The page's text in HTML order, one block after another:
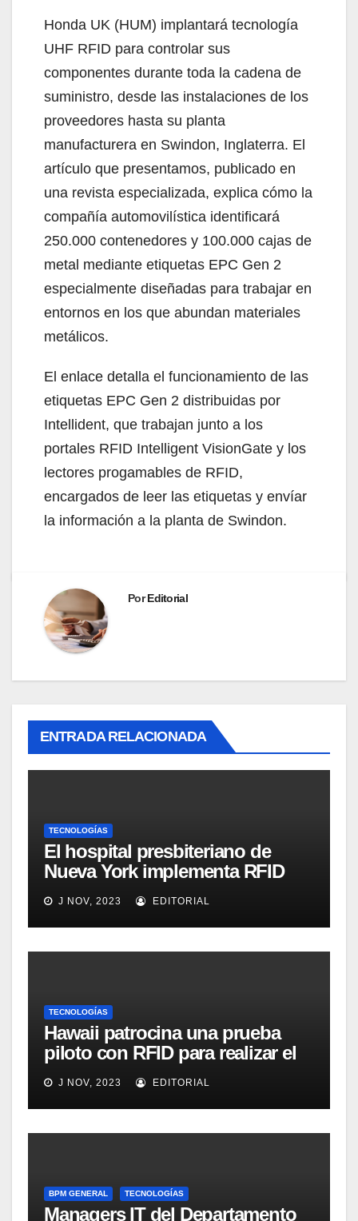
Honda UK (HUM) implantará tecnología
UHF RFID para controlar sus
componentes durante toda la cadena de
suministro, desde las instalaciones de los
proveedores hasta su planta
manufacturera en Swindon, Inglaterra. El
artículo que presentamos, publicado en
una revista especializada, explica cómo la
compañía automovilística identificará
250.000 contenedores y 100.000 cajas de
metal mediante etiquetas EPC Gen 2
especialmente diseñadas para trabajar en
entornos en los que abundan materiales
metálicos.
El enlace detalla el funcionamiento de las
etiquetas EPC Gen 2 distribuidas por
Intellident, que trabajan junto a los
portales RFID Intelligent VisionGate y los
lectores progamables de RFID,
encargados de leer las etiquetas y envíar
la información a la planta de Swindon.
PorEditorial
ENTRADA RELACIONADA
TECNOLOGÍAS
El hospital presbiteriano de
Nueva York implementa RFID
para mejorar el proceso de
inventario de equipamiento
médico
J NOV, 2023 EDITORIAL
TECNOLOGÍAS
Hawaii patrocina una prueba
piloto con RFID para realizar el
seguimiento y control de
alimentos
J NOV, 2023 EDITORIAL
BPM GENERAL TECNOLOGÍAS
Managers IT del Departamento